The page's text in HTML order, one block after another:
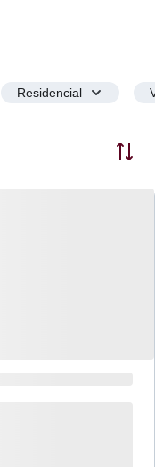
Residencial
Ordenar